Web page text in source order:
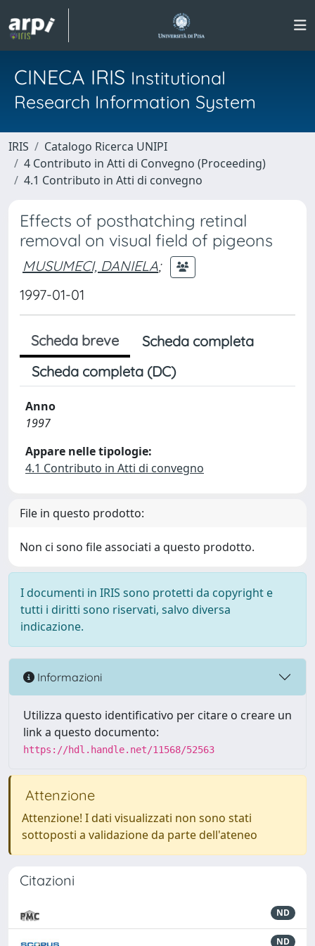
CINECA IRIS Institutional
Research Information System
IRIS
Catalogo Ricerca UNIPI
4 Contributo in Atti di Convegno (Proceeding)
4.1 Contributo in Atti di convegno
Effects of posthatching retinal
removal on visual field of pigeons
MUSUMECI, DANIELA;
1997-01-01
Scheda breve
Scheda completa
Scheda completa (DC)
Anno
1997
Appare nelle tipologie:
4.1 Contributo in Atti di convegno
File in questo prodotto:
Non ci sono file associati a questo prodotto.
I documenti in IRIS sono protetti da copyright e
tutti i diritti sono riservati, salvo diversa
indicazione.
Informazioni
Utilizza questo identificativo per citare o creare un
link a questo documento:
https://hdl.handle.net/11568/52563
Attenzione
Attenzione! I dati visualizzati non sono stati
sottoposti a validazione da parte dell'ateneo
Citazioni
ND
ND